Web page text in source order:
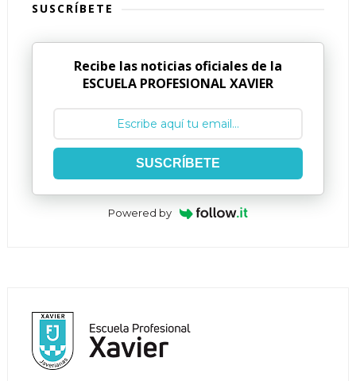
SUSCRÍBETE
Recibe las noticias oficiales de la
ESCUELA PROFESIONAL XAVIER
SUSCRÍBETE
Powered by